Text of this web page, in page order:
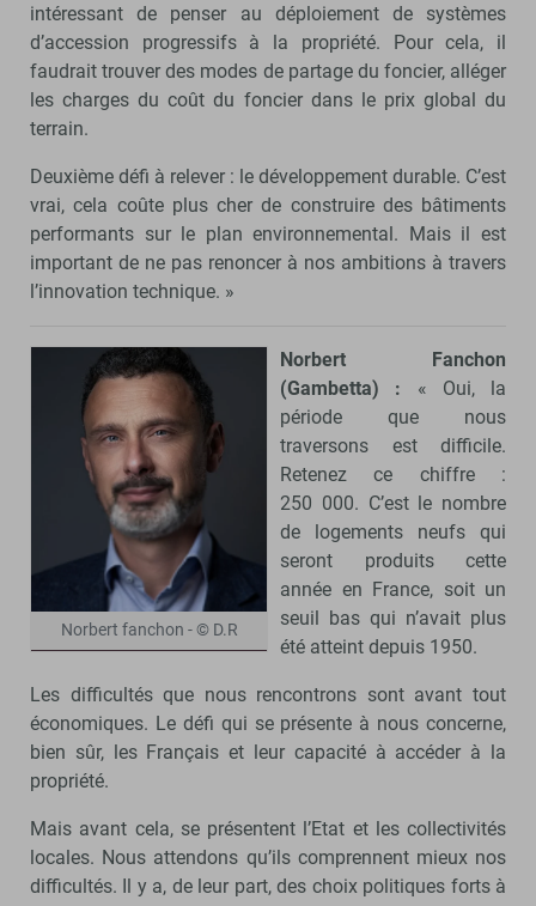
intéressant de penser au déploiement de systèmes
d’accession progressifs à la propriété. Pour cela, il
faudrait trouver des modes de partage du foncier, alléger
les charges du coût du foncier dans le prix global du
terrain.
Deuxième défi à relever : le développement durable. C’est
vrai, cela coûte plus cher de construire des bâtiments
performants sur le plan environnemental. Mais il est
important de ne pas renoncer à nos ambitions à travers
l’innovation technique. »
Norbert fanchon - © D.R
Norbert Fanchon
(Gambetta) : « Oui, la
période que nous
traversons est difficile.
Retenez ce chiffre :
250 000. C’est le nombre
de logements neufs qui
seront produits cette
année en France, soit un
seuil bas qui n’avait plus
été atteint depuis 1950.
Les difficultés que nous rencontrons sont avant tout
économiques. Le défi qui se présente à nous concerne,
bien sûr, les Français et leur capacité à accéder à la
propriété.
Mais avant cela, se présentent l’Etat et les collectivités
locales. Nous attendons qu’ils comprennent mieux nos
difficultés. Il y a, de leur part, des choix politiques forts à